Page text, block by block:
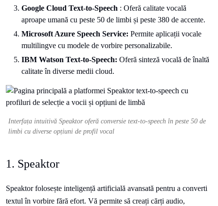
Google Cloud Text-to-Speech : Oferă calitate vocală
aproape umană cu peste 50 de limbi și peste 380 de accente.
Microsoft Azure Speech Service: Permite aplicații vocale
multilingve cu modele de vorbire personalizabile.
IBM Watson Text-to-Speech: Oferă sinteză vocală de înaltă
calitate în diverse medii cloud.
Interfața intuitivă Speaktor oferă conversie text-to-speech în peste 50 de
limbi cu diverse opțiuni de profil vocal
1. Speaktor
Speaktor folosește inteligență artificială avansată pentru a converti
textul în vorbire fără efort. Vă permite să creați cărți audio,